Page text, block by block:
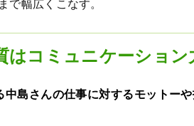
で幅広くこなす。
はコミュニケーション
島さんの仕事に対するモットーや